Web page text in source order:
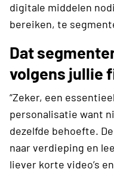
digitale middelen
bereiken, te
Dat
volgens jullie
“Zeker, een
personalisatie want
dezelfde behoefte.
naar verdieping en
liever korte video’s